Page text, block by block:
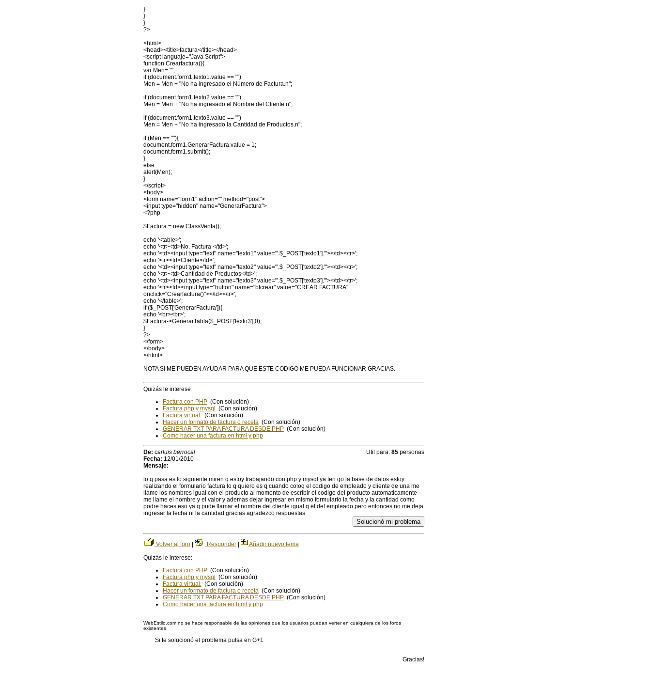
}
}
}
?>
<html>
<head><title>factura</title></head>
<script languaje="Java Script">
function Crearfactura(){
var Men= "";
if (document.form1.texto1.value == "")
Men = Men + "No ha ingresado el Número de Factura.n";
if (document.form1.texto2.value == "")
Men = Men + "No ha ingresado el Nombre del Cliente.n";
if (document.form1.texto3.value == "")
Men = Men + "No ha ingresado la Cantidad de Productos.n";
if (Men == ""){
document.form1.GenerarFactura.value = 1;
document.form1.submit();
}
else
alert(Men);
}
</script>
<body>
<form name="form1" action="" method="post">
<input type="hidden" name="GenerarFactura">
<?php
$Factura = new ClassVenta();
echo '<table>';
echo '<tr><td>No. Factura </td>';
echo '<td><input type="text" name="texto1" value="'.$_POST['texto1'].'"></td></tr>';
echo '<tr><td>Cliente</td>';
echo '<td><input type="text" name="texto2" value="'.$_POST['texto2'].'"></td></tr>';
echo '<tr><td>Cantidad de Productos</td>';
echo '<td><input type="text" name="texto3" value="'.$_POST['texto3'].'"></td></tr>';
echo '<tr><td><input type="button" name="btcrear" value="CREAR FACTURA"
onclick="Crearfactura()"></td></tr>';
echo '</table>';
if ($_POST['GenerarFactura']){
echo '<br><br>';
$Factura->GenerarTabla($_POST['texto3'],0);
}
?>
</form>
</body>
</html>
NOTA SI ME PUEDEN AYUDAR PARA QUE ESTE CODIGO ME PUEDA FUNCIONAR GRACIAS.
Quizás le interese
Factura con PHP(Con solución)
Factura php y mysql
(Con solución)
Factura virtual.(Con solución)
Hacer un formato de factura o receta(Con solución)
GENERAR TXT PARA FACTURA DESDE PHP(Con solución)
Como hacer una factura en html y php
De: carluis berrocal Util para: 85personas
Fecha: 12/01/2010
Mensaje:
lo q pasa es lo siguiente miren q estoy trabajando con php y mysql ya ten go la base de datos estoy
realizando el formulario factura lo q quiero es q cuando coloq el codigo de empleado y cliente de una me
llame los nombres igual con el producto al momento de escribir el codigo del producto automaticamente
me llame el nombre y el valor y ademas dejar ingresar en mismo formulario la fecha y la cantidad como
podre haces eso ya q pude llamar el nombre del cliente igual q el del empleado pero entonces no me deja
ingresar la fecha ni la cantidad gracias agradezco respuestas
Solucionó mi problema
Volver al foro| Responder|
Añadir nuevo tema
Quizás le interese:
Factura con PHP(Con solución)
Factura php y mysql
(Con solución)
Factura virtual.(Con solución)
Hacer un formato de factura o receta(Con solución)
GENERAR TXT PARA FACTURA DESDE PHP(Con solución)
Como hacer una factura en html y php
WebEstilo.com no se hace responsable de las opiniones que los usuarios puedan verter en cualquiera de los foros
existentes.
Si te solucionó el problema pulsa en G+1
Gracias!